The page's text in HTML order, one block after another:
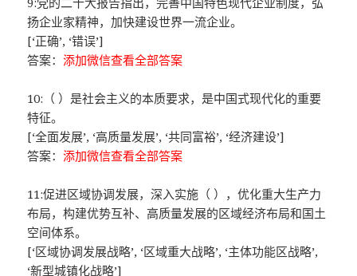
扬企业家精神，加快建设世界一流企业。
[‘正确’, ‘错误’]
答案：添加微信查看全部答案
10:（ ）是社会主义的本质要求，是中国式现代化的重要
特征。
[‘全面发展’, ‘高质量发展’, ‘共同富裕’, ‘经济建设’]
答案：添加微信查看全部答案
11:促进区域协调发展，深入实施（ ），优化重大生产力
布局，构建优势互补、高质量发展的区域经济布局和国土
空间体系。
[‘区域协调发展战略’, ‘区域重大战略’, ‘主体功能区战略’,
‘新型城镇化战略’]